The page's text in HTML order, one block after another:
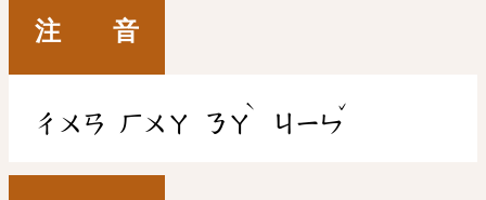
注 音
ㄔㄨㄢ ㄏㄨㄚ ㄋㄚ
ˋ
ㄐㄧㄣ
ˇ